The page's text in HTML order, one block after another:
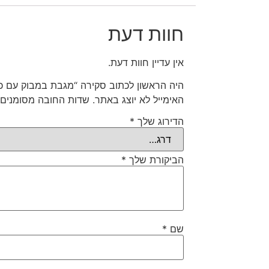
חוות דעת
אין עדיין חוות דעת.
היה הראשון לכתוב סקירה “מגבת במבוק עם
האימייל לא יוצג באתר. שדות החובה מסומנים
הדירוג שלך *
הביקורת שלך *
שם *